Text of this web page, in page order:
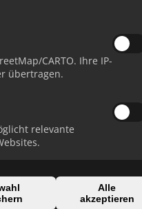
CARTO. Ihre IP-
übertragen.
relevante
Alle
akzeptieren
Domain: